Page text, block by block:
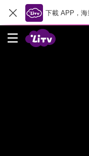
下載 APP，